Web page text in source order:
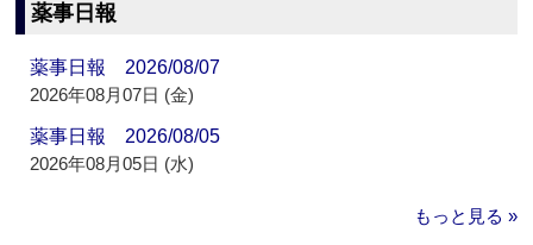
薬事日報
薬事日報 2026/08/07
2026年08月07日 (金)
薬事日報 2026/08/05
2026年08月05日 (水)
もっと見る »